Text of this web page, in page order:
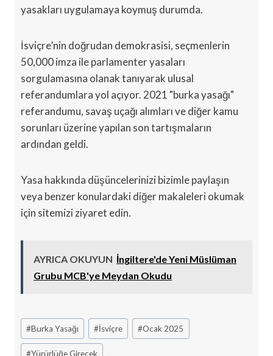
yasakları uygulamaya koymuş durumda.
İsviçre’nin doğrudan demokrasisi, seçmenlerin
50,000 imza ile parlamenter yasaları
sorgulamasına olanak tanıyarak ulusal
referandumlara yol açıyor. 2021 "burka yasağı"
referandumu, savaş uçağı alımları ve diğer kamu
sorunları üzerine yapılan son tartışmaların
ardından geldi.
Yasa hakkında düşüncelerinizi bizimle paylaşın
veya benzer konulardaki diğer makaleleri okumak
için sitemizi ziyaret edin.
AYRICA OKUYUN İngiltere'de Yeni Müslüman
Grubu MCB'ye Meydan Okudu
Post
Tags:
#Burka Yasağı #İsviçre #Ocak 2025
#Yürürlüğe Girecek